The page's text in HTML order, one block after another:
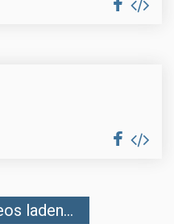
laden...